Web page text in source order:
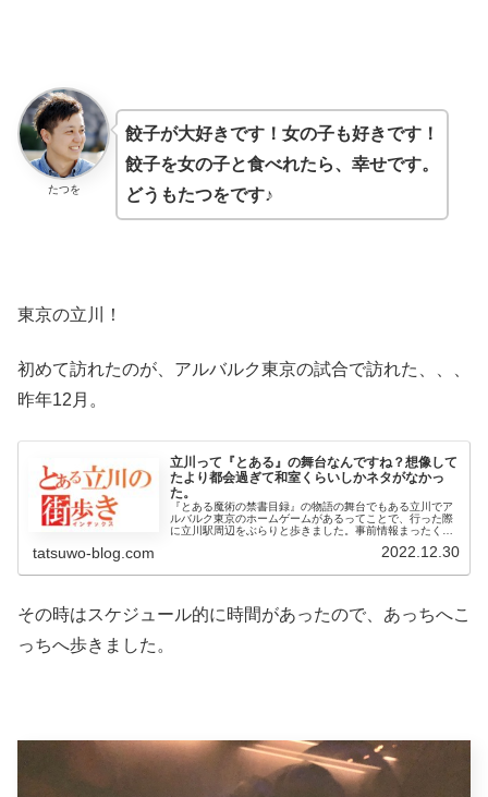
たつを
餃子が大好きです！女の子も好きです！
餃子を女の子と食べれたら、幸せです。
どうもたつをです♪
東京の立川！
初めて訪れたのが、アルバルク東京の試合で訪れた、、、
昨年12月。
立川って『とある』の舞台なんですね？想像して
たより都会過ぎて和室くらいしかネタがなかっ
た。
『とある魔術の禁書目録』の物語の舞台でもある立川でア
ルバルク東京のホームゲームがあるってことで、行った際
に立川駅周辺をぶらりと歩きました。事前情報まったく０
tatsuwo-blog.com 2022.12.30
その時はスケジュール的に時間があったので、あっちへこ
っちへ歩きました。